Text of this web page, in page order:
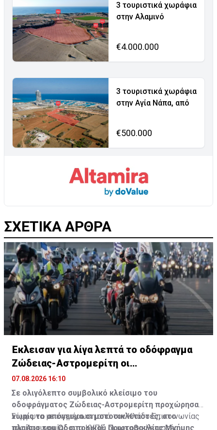
3 τουριστικά χωράφια
στην Αλαμινό
€4.000.000
3 τουριστικά χωράφια
στην Αγία Νάπα, από
€500.000
ΣΧΕΤΙΚΑ ΑΡΘΡΑ
Έκλεισαν για λίγα λεπτά το οδόφραγμα
Ζώδειας-Αστρομερίτη οι
μοτοσικλετιστές
07.08.2026 16:10
Σε ολιγόλεπτο συμβολικό κλείσιμο του
οδοφράγματος Ζώδειας-Αστρομερίτη προχώρησαν
νωρίς το απόγευμα οι μοτοσικλετιστές, στο
πλαίσιο του Οδοιπορικού Πρωτοβουλίας Μνήμης
Σύμφωνα με ενημέρωση από τον Κλάδο Επικοινωνίας
της Αστυνομίας στο ΚΥΠΕ, οι μοτοσικλετιστές